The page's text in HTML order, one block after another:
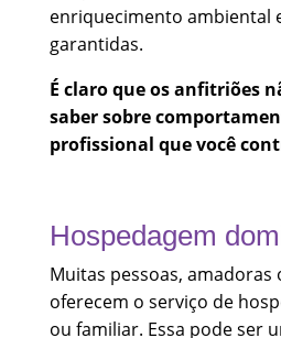
enriquecimento ambiental
garantidas.
É claro que os anfitriões
saber sobre
profissional que você
Hospedagem
Muitas pessoas, amadoras
oferecem o serviço de
ou familiar. Essa pode ser